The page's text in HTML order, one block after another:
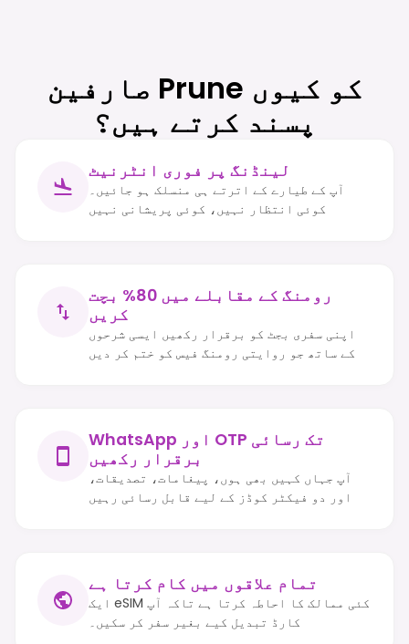
صارفین Prune کو کیوں
پسند کرتے ہیں؟
لینڈنگ پر فوری انٹرنیٹ
آپ کے طیارے کے اترتے ہی منسلک ہو جائیں۔
کوئی انتظار نہیں، کوئی پریشانی نہیں
رومنگ کے مقابلے میں 80% بچت
کریں
اپنی سفری بجٹ کو برقرار رکھیں ایسی شرحوں
کے ساتھ جو روایتی رومنگ فیس کو ختم کر دیں
WhatsApp اور OTP تک رسائی
برقرار رکھیں
آپ جہاں کہیں بھی ہوں، پیغامات، تصدیقات،
اور دو فیکٹر کوڈز کے لیے قابل رسائی رہیں
تمام علاقوں میں کام کرتا ہے
ایک eSIM کئی ممالک کا احاطہ کرتا ہے تاکہ آپ
کارڈ تبدیل کیے بغیر سفر کر سکیں۔